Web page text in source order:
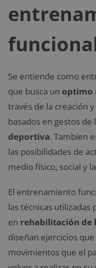
Se entiende como
que busca un optimo
través de la creación
basados en gestos de
deportiva. Tambien
las posibilidades de
medio físico, social y
El entrenamiento
las técnicas utilizadas
en rehabilitación de
diseñan ejercicios
movimientos que el